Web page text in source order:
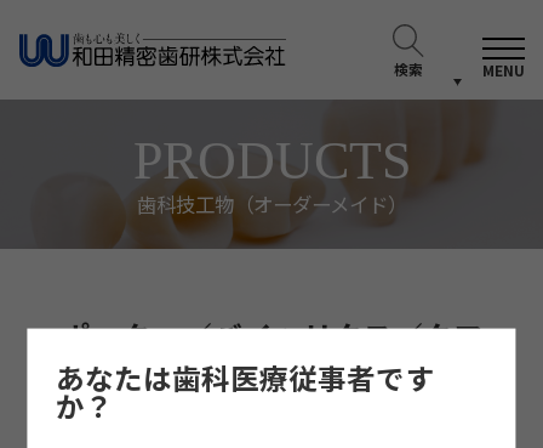
検索 MENU
あなたは歯科医療従事者です
か？
PRODUCTS
歯科技工物（オーダーメイド）
ポーター／バイヘリクス／クワ
ドヘリクス